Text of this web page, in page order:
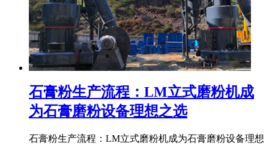
石膏粉生产流程：LM立式磨粉机成
为石膏磨粉设备理想之选
石膏粉生产流程：LM立式磨粉机成为石膏磨粉设备理想